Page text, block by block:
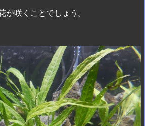
が咲くことでしょう。